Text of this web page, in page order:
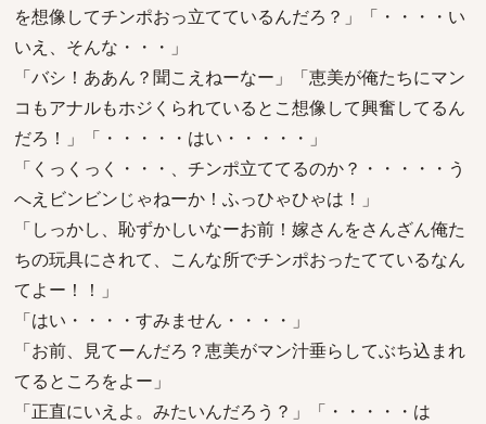
を想像してチンポおっ立てているんだろ？」「・・・・い
いえ、そんな・・・」
「バシ！ああん？聞こえねーなー」「恵美が俺たちにマン
コもアナルもホジくられているとこ想像して興奮してるん
だろ！」「・・・・・はい・・・・・」
「くっくっく・・・、チンポ立ててるのか？・・・・・う
へえビンビンじゃねーか！ふっひゃひゃは！」
「しっかし、恥ずかしいなーお前！嫁さんをさんざん俺た
ちの玩具にされて、こんな所でチンポおったてているなん
てよー！！」
「はい・・・・すみません・・・・」
「お前、見てーんだろ？恵美がマン汁垂らしてぶち込まれ
てるところをよー」
「正直にいえよ。みたいんだろう？」「・・・・・は